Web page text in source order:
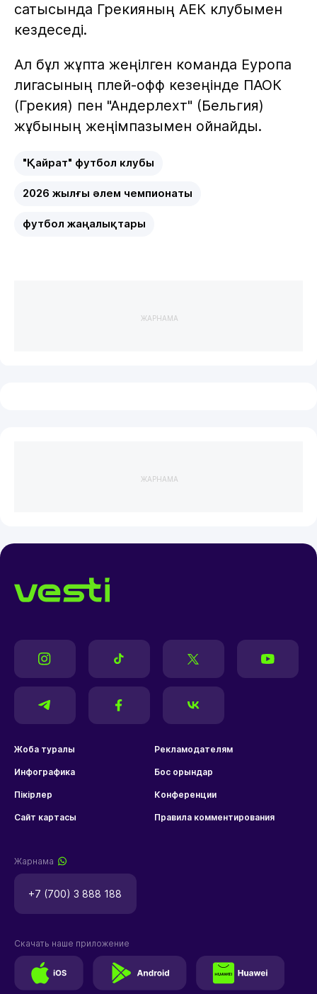
сатысында Грекияның АЕК клубымен
кездеседі.
Ал бұл жұпта жеңілген команда Еуропа
лигасының плей-офф кезеңінде ПАОК
(Грекия) пен "Андерлехт" (Бельгия)
жұбының жеңімпазымен ойнайды.
"Қайрат" футбол клубы
2026 жылғы әлем чемпионаты
футбол жаңалықтары
ЖАРНАМА
ЖАРНАМА
Жоба туралы Рекламодателям
Инфографика Бос орындар
Пікірлер Конференции
Сайт картасы Правила комментирования
Жарнама
+7 (700) 3 888 188
Скачать наше приложение